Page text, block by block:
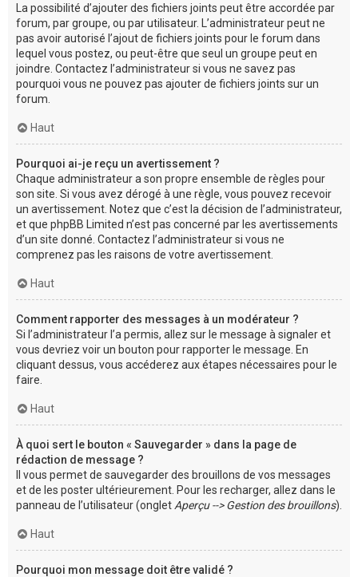
La possibilité d’ajouter des fichiers joints peut être accordée par
forum, par groupe, ou par utilisateur. L’administrateur peut ne
pas avoir autorisé l’ajout de fichiers joints pour le forum dans
lequel vous postez, ou peut-être que seul un groupe peut en
joindre. Contactez l’administrateur si vous ne savez pas
pourquoi vous ne pouvez pas ajouter de fichiers joints sur un
forum.
Haut
Pourquoi ai-je reçu un avertissement ?
Chaque administrateur a son propre ensemble de règles pour
son site. Si vous avez dérogé à une règle, vous pouvez recevoir
un avertissement. Notez que c’est la décision de l’administrateur,
et que phpBB Limited n’est pas concerné par les avertissements
d’un site donné. Contactez l’administrateur si vous ne
comprenez pas les raisons de votre avertissement.
Haut
Comment rapporter des messages à un modérateur ?
Si l’administrateur l’a permis, allez sur le message à signaler et
vous devriez voir un bouton pour rapporter le message. En
cliquant dessus, vous accéderez aux étapes nécessaires pour le
faire.
Haut
À quoi sert le bouton « Sauvegarder » dans la page de
rédaction de message ?
Il vous permet de sauvegarder des brouillons de vos messages
et de les poster ultérieurement. Pour les recharger, allez dans le
panneau de l’utilisateur (onglet Aperçu --> Gestion des brouillons).
Haut
Pourquoi mon message doit être validé ?